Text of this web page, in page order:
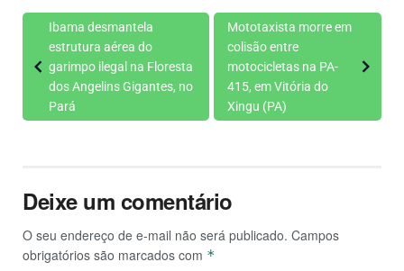
Ibama desmantela
estrutura aérea do
garimpo ilegal na Floresta
dos Angelins Gigantes, no
Pará
Mototaxista morre em
colisão entre
motocicletas na PA-
415, em Vitória do
Xingu (PA)
Deixe um comentário
O seu endereço de e-mail não será publicado. Campos
obrigatórios são marcados com *